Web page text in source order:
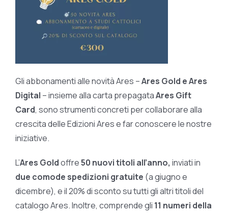
Gli abbonamenti alle novità Ares –Ares Gold e Ares
Digital – insieme alla carta prepagataAres Gift
Card, sono strumenti concreti per collaborare alla
crescita delle Edizioni Ares e far conoscere le nostre
iniziative.
L’Ares Goldoffre50 nuovi titoli all’anno, inviati in
due comode spedizioni gratuite (a giugno e
dicembre), e il 20% di sconto su tutti gli altri titoli del
catalogo Ares. Inoltre, comprende gli 11 numeri della